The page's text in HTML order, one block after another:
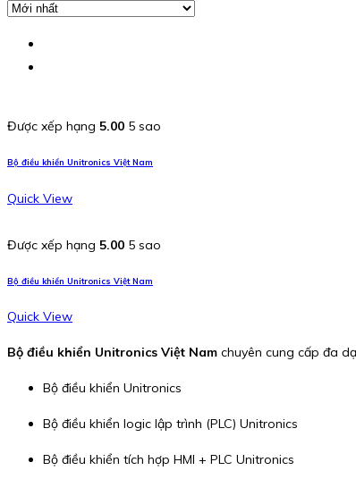
Được xếp hạng 5.00 5 sao
Bộ điều khiển Unitronics Việt Nam
Quick View
Được xếp hạng 5.00 5 sao
Bộ điều khiển Unitronics Việt Nam
Quick View
Bộ điều khiển Unitronics Việt Nam chuyên cung cấp đa
Bộ điều khiển Unitronics
Bộ điều khiển logic lập trình (PLC) Unitronics
Bộ điều khiển tích hợp HMI + PLC Unitronics